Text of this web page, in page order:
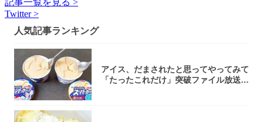
Twitter >
人気記事ランキング
アイス、だまされたと思ってやってみて
「たったこれだけ」突破ファイル放送で